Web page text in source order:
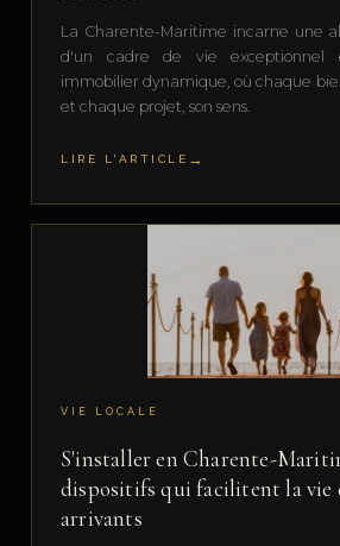
La Charente-Maritime incarne une
d'un cadre de vie exceptionnel
immobilier dynamique, où chaque
et chaque projet, son sens.
LIRE L'ARTICLE
VIE LOCALE
S'installer en Charente-
dispositifs qui facilitent la vie
arrivants